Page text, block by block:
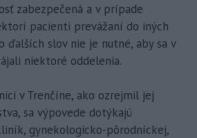
zabezpečená a v prípade
pacienti prevážaní do iných
ďalších slov nie je nutné, aby sa v
niektoré oddelenia.
v Trenčíne, ako ozrejmil jej
sa výpovede dotýkajú
gynekologicko-pôrodníckej,